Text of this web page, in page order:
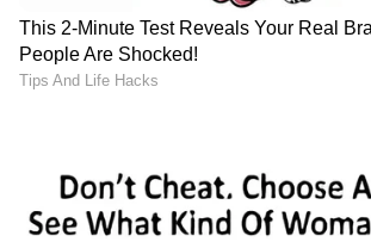
View post on Instagram
മണിക്കൂറിൽ ആറായിരം
വാഹനങ്ങൾ; ദുബായ് അൽ
കുദ്രയിലെ പാലം തുറന്നു